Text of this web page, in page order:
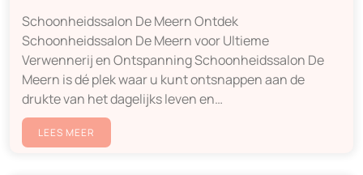
Schoonheidssalon De Meern Ontdek
Schoonheidssalon De Meern voor Ultieme
Verwennerij en Ontspanning Schoonheidssalon De
Meern is dé plek waar u kunt ontsnappen aan de
drukte van het dagelijks leven en…
LEES MEER